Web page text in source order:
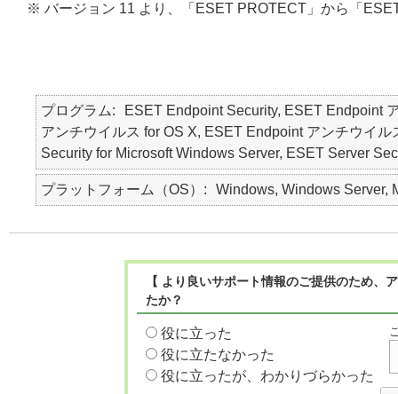
※ バージョン 11 より、「ESET PROTECT」から「
プログラム
ESET Endpoint Security, ESET Endpoint
アンチウイルス for OS X, ESET Endpoint アンチウイ
Security for Microsoft Windows Server, ESET Server
プラットフォーム（OS） Windows, Windows Server,
【 より良いサポート情報のご提供のため
たか？
役に立った
役に立たなかった
役に立ったが、わかりづらかった